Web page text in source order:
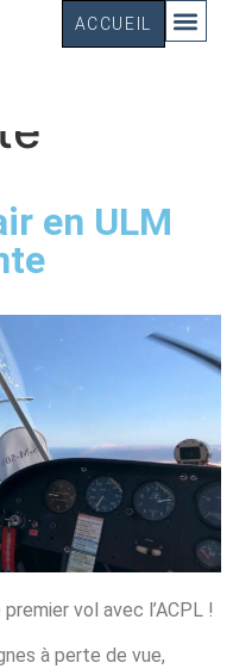
ACCUEIL
en ULM
vol avec l’ACPL !
à perte de vue,